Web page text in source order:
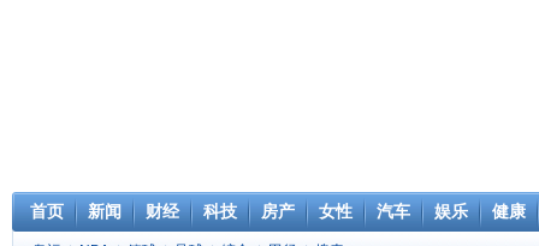
首页 新闻 财经 科技 房产 女性 汽车 娱乐 健康